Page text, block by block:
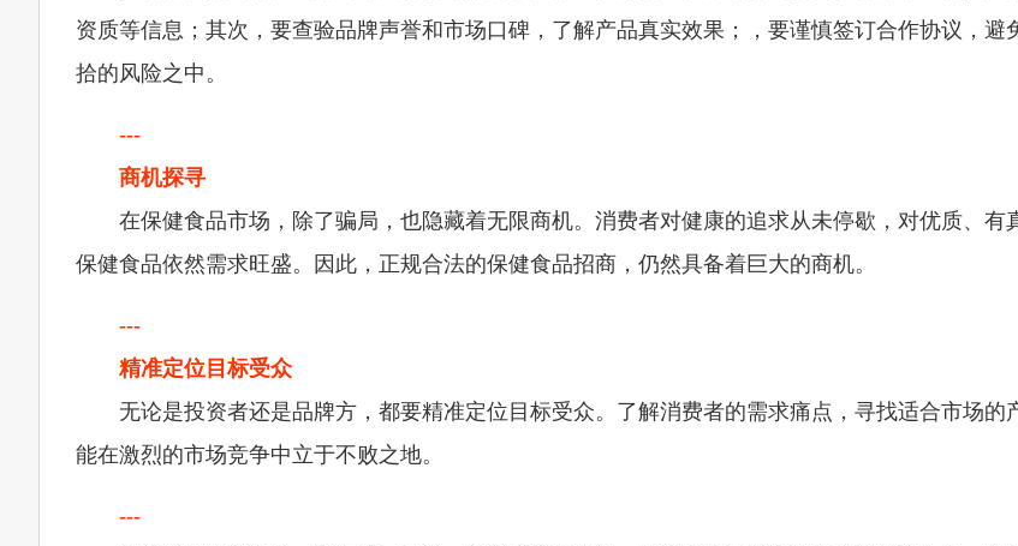
资质等信息；其次，要查验品牌声誉和市场口碑，了解产品真实效果；，要谨慎签订合作协议，避
拾的风险之中。
---
商机探寻
在保健食品市场，除了骗局，也隐藏着无限商机。消费者对健康的追求从未停歇，对优质、有
保健食品依然需求旺盛。因此，正规合法的保健食品招商，仍然具备着巨大的商机。
---
精准定位目标受众
无论是投资者还是品牌方，都要精准定位目标受众。了解消费者的需求痛点，寻找适合市场的
能在激烈的市场竞争中立于不败之地。
---